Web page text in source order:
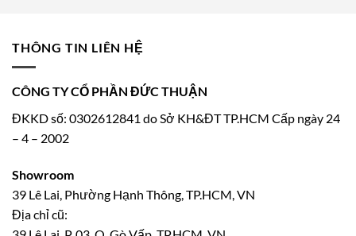
THÔNG TIN LIÊN HỆ
CÔNG TY CỔ PHẦN ĐỨC THUẬN
ĐKKD số: 0302612841 do Sở KH&ĐT TP.HCM Cấp ngày 24
– 4 – 2002
Showroom
39 Lê Lai, Phường Hạnh Thông, TP.HCM, VN
Địa chỉ cũ: